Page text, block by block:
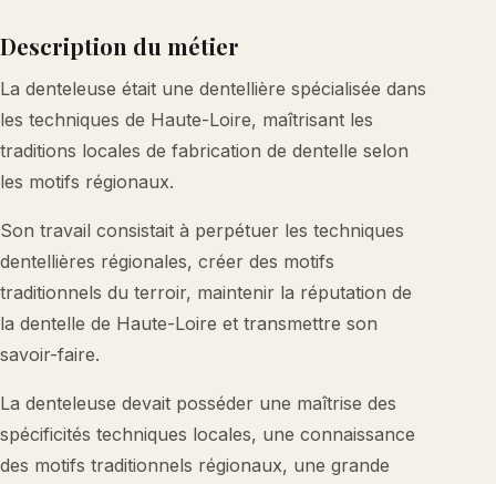
Description du métier
La denteleuse était une dentellière spécialisée dans
les techniques de Haute-Loire, maîtrisant les
traditions locales de fabrication de dentelle selon
les motifs régionaux.
Son travail consistait à perpétuer les techniques
dentellières régionales, créer des motifs
traditionnels du terroir, maintenir la réputation de
la dentelle de Haute-Loire et transmettre son
savoir-faire.
La denteleuse devait posséder une maîtrise des
spécificités techniques locales, une connaissance
des motifs traditionnels régionaux, une grande